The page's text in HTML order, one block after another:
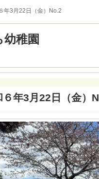
年3月22日（金）No.2
稚園
６年3月22日（金）